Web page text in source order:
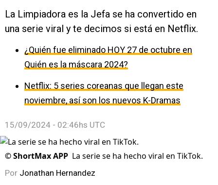
La Limpiadora es la Jefa se ha convertido en
una serie viral y te decimos si está en Netflix.
¿Quién fue eliminado HOY 27 de octubre en
Quién es la máscara 2024?
Netflix: 5 series coreanas que llegan este
noviembre, así son los nuevos K-Dramas
15/09/2024 - 02:46hs UTC
©ShortMax APP La serie se ha hecho viral en TikTok.
Por Jonathan Hernandez